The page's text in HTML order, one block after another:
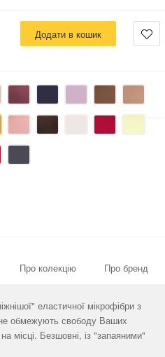
Додати в кошик
Про колекцію Про бренд
еластичної мікрофібри з
обмежують свободу Ваших
місці. Безшовні, із "запаяними"